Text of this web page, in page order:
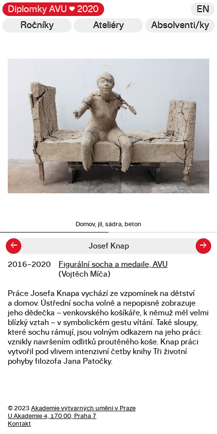
Diplomky AVU ♥ 2020
EN
Ročníky
Ateliéry Absolventi/ky
Josef Knap
← →
Domov, jíl, sádra, beton
Studium
2016–2020
Figurální socha a medaile, AVU
(Vojtěch Míča)
Popis diplomové práce
Práce Josefa Knapa vychází ze vzpomínek na dětství
a domov. Ústřední socha volně a nepopisně zobrazuje
jeho dědečka – venkovského košíkáře, k němuž měl velmi
blízký vztah – v symbolickém gestu vítání. Také sloupy,
které sochu rámují, jsou volným odkazem na jeho práci:
vznikly navršením odlitků proutěného koše. Knap práci
vytvořil pod vlivem intenzivní četby knihy Tři životní
pohyby filozofa Jana Patočky.
© 2023 Akademie výtvarných umění v Praze
U Akademie 4, 170 00, Praha 7
Kontakt